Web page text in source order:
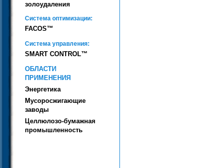
золоудаления
Система оптимизации:
FACOS™
Система управления:
SMART CONTROL™
ОБЛАСТИ
ПРИМЕНЕНИЯ
Энергетика
Мусоросжигающие
заводы
Целлюлозо-бумажная
промышленность